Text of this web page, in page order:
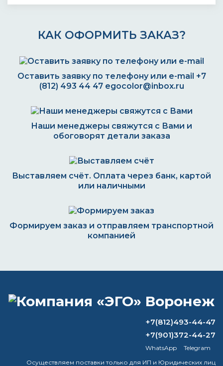
КАК ОФОРМИТЬ ЗАКАЗ?
Оставить заявку по телефону или e-mail +7
(812) 493 44 47 egocolor@inbox.ru
Наши менеджеры свяжутся с Вами и
обоговорят детали заказа
Выставляем счёт. Оплата через банк, картой
или наличными
Формируем заказ и отправляем транспортной
компанией
Каковы недостатки полиуретановой
Можно ли разбавлять эпоксидный
грунт 646?
+7(812)493-44-47
+7(901)372-44-27
WhatsApp
Telegram
Осуществляем поставки только для ИП и Юридических лиц